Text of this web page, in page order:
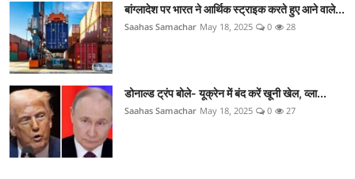
बांग्लादेश पर भारत ने आर्थिक स्ट्राइक करते हुए आने वाले...
Saahas Samachar May 18, 2025 0 28
डोनाल्ड ट्रंप बोले- यूक्रेन में बंद करें खूनी खेल, व्ला...
Saahas Samachar May 18, 2025 0 27